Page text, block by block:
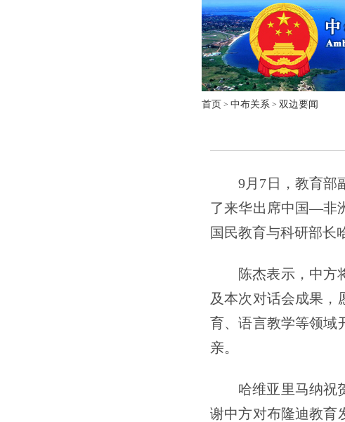
首页 > 中布关系 > 双边要闻
9月7日，教育部
了来华出席中国—非
国民教育与科研部长
陈杰表示，中方
及本次对话会成果，
育、语言教学等领域
亲。
哈维亚里马纳祝
谢中方对布隆迪教育